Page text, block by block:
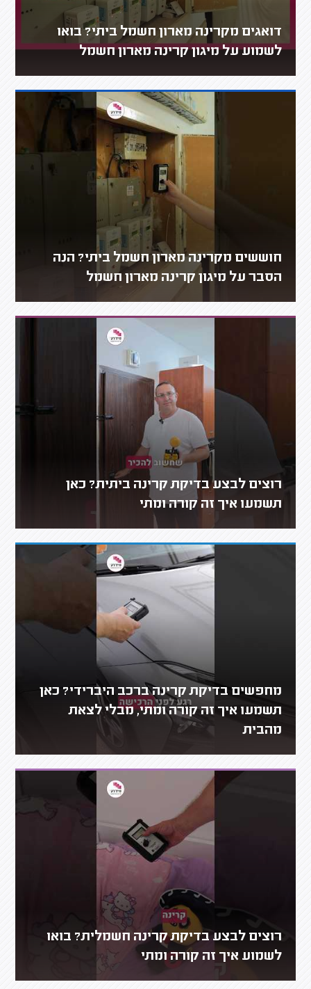
דואגים מקרינה מארון חשמל ביתי? בואו
לשמוע על מיגון קרינה מארון חשמל
חוששים מקרינה מארון חשמל ביתי? הנה
הסבר על מיגון קרינה מארון חשמל
רוצים לבצע בדיקת קרינה ביתית? כאן
תשמעו איך זה קורה ומתי
מחפשים בדיקת קרינה ברכב היברידי? כאן
תשמעו איך זה קורה ומתי, מבלי לצאת
מהבית
רוצים לבצע בדיקת קרינה חשמלית? בואו
לשמוע איך זה קורה ומתי